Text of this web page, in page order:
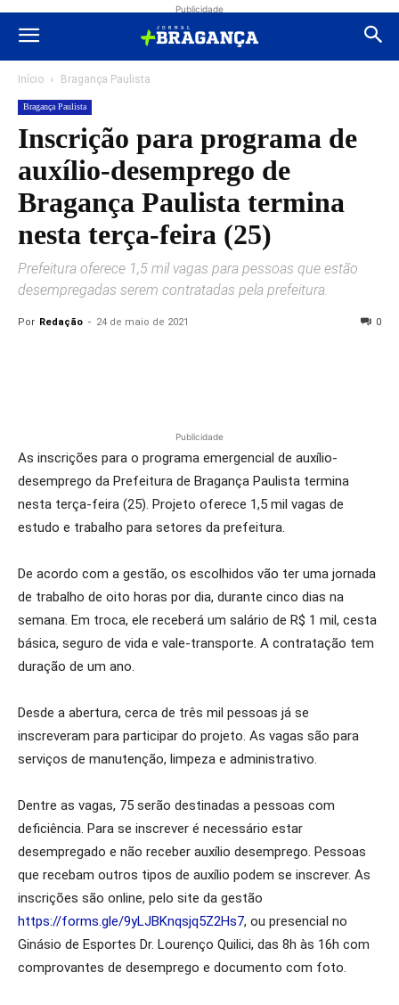
Publicidade
Início Bragança Paulista
Bragança Paulista
Inscrição para programa de
auxílio-desemprego de
Bragança Paulista termina
nesta terça-feira (25)
Prefeitura oferece 1,5 mil vagas para pessoas que estão
desempregadas serem contratadas pela prefeitura.
Por Redação - 24 de maio de 2021 0
Publicidade
As inscrições para o programa emergencial de auxílio-
desemprego da Prefeitura de Bragança Paulista termina
nesta terça-feira (25). Projeto oferece 1,5 mil vagas de
estudo e trabalho para setores da prefeitura.
De acordo com a gestão, os escolhidos vão ter uma jornada
de trabalho de oito horas por dia, durante cinco dias na
semana. Em troca, ele receberá um salário de R$ 1 mil, cesta
básica, seguro de vida e vale-transporte. A contratação tem
duração de um ano.
Desde a abertura, cerca de três mil pessoas já se
inscreveram para participar do projeto. As vagas são para
serviços de manutenção, limpeza e administrativo.
Dentre as vagas, 75 serão destinadas a pessoas com
deficiência. Para se inscrever é necessário estar
desempregado e não receber auxílio desemprego. Pessoas
que recebam outros tipos de auxílio podem se inscrever. As
inscrições são online, pelo site da gestão
https://forms.gle/9yLJBKnqsjq5Z2Hs7, ou presencial no
Ginásio de Esportes Dr. Lourenço Quilici, das 8h às 16h com
comprovantes de desemprego e documento com foto.